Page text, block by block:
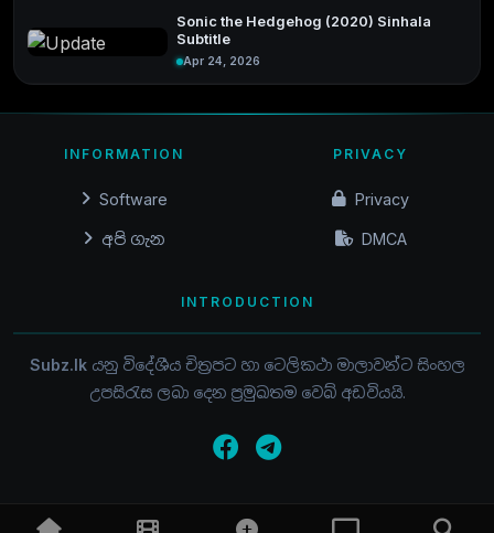
Sonic the Hedgehog (2020) Sinhala
Subtitle
Apr 24, 2026
INFORMATION
Software
අපි ගැන
PRIVACY
Privacy
DMCA
INTRODUCTION
Subz.lkයනු විදේශීය චිත්‍රපට හා ටෙලිකථා මාලාවන්ට සිංහල
උපසිරැස ලබා දෙන ප්‍රමුඛතම වෙබ් අඩවියයි.